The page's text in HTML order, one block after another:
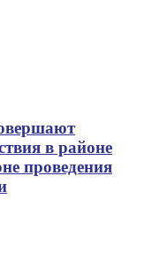
в районе
проведения